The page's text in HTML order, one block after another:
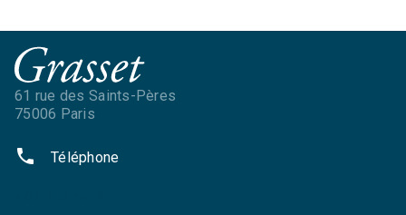
61 rue des Saints-Pères
75006 Paris
phone Téléphone